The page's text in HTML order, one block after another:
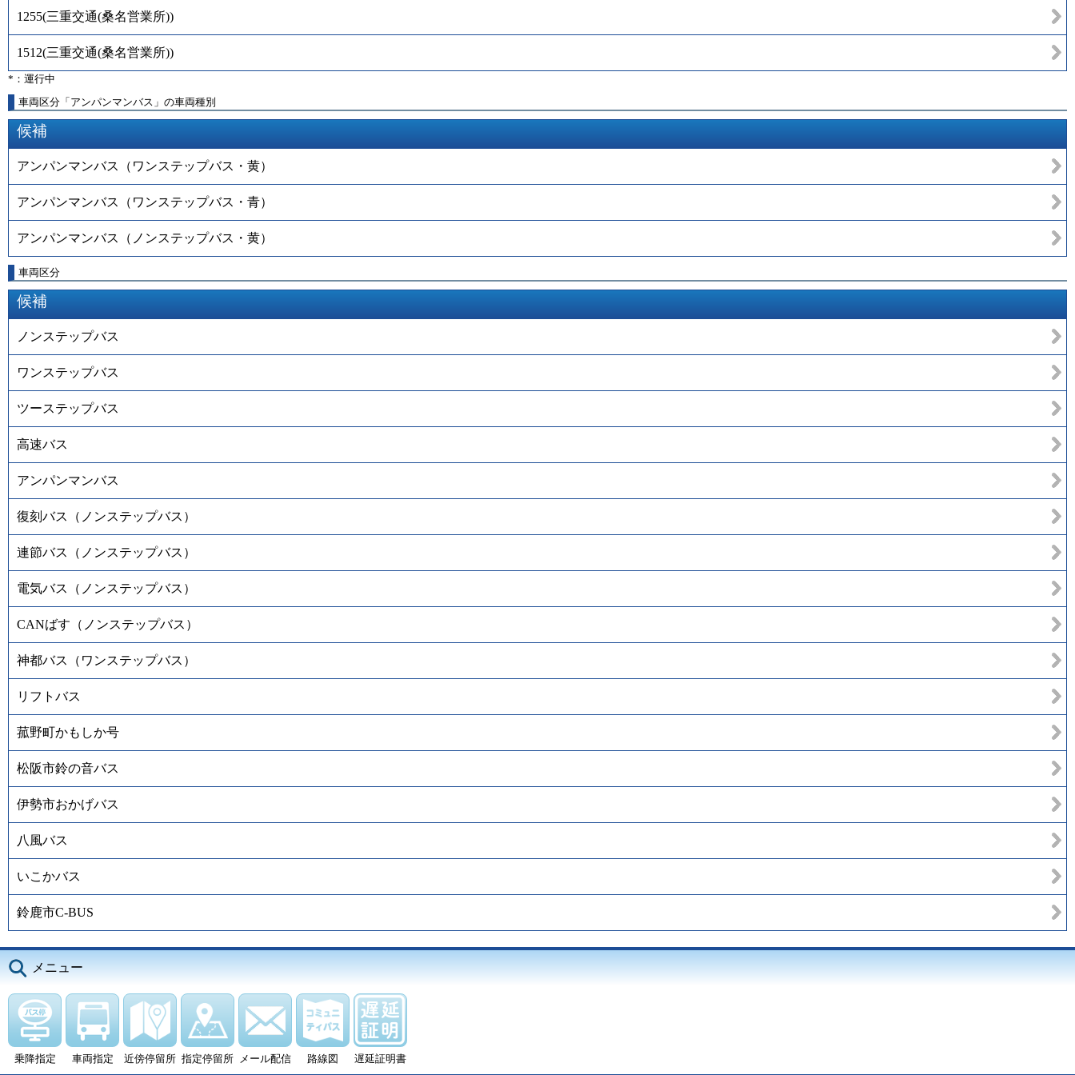
1255(三重交通(桑名営業所))
1512(三重交通(桑名営業所))
*：運行中
車両区分「アンパンマンバス」の車両種別
候補
アンパンマンバス（ワンステップバス・黄）
アンパンマンバス（ワンステップバス・青）
アンパンマンバス（ノンステップバス・黄）
車両区分
候補
ノンステップバス
ワンステップバス
ツーステップバス
高速バス
アンパンマンバス
復刻バス（ノンステップバス）
連節バス（ノンステップバス）
電気バス（ノンステップバス）
CANばす（ノンステップバス）
神都バス（ワンステップバス）
リフトバス
菰野町かもしか号
松阪市鈴の音バス
伊勢市おかげバス
八風バス
いこかバス
鈴鹿市C-BUS
メニュー
乗降指定 車両指定 近傍停留所 指定停留所 メール配信 路線図 遅延証明書